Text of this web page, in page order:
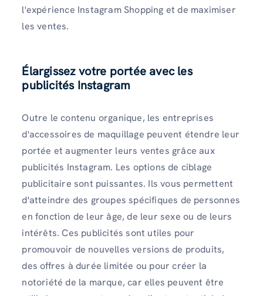
l'expérience Instagram Shopping et de maximiser
les ventes.
Élargissez votre portée avec les
publicités Instagram
Outre le contenu organique, les entreprises
d'accessoires de maquillage peuvent étendre leur
portée et augmenter leurs ventes grâce aux
publicités Instagram. Les options de ciblage
publicitaire sont puissantes. Ils vous permettent
d'atteindre des groupes spécifiques de personnes
en fonction de leur âge, de leur sexe ou de leurs
intérêts. Ces publicités sont utiles pour
promouvoir de nouvelles versions de produits,
des offres à durée limitée ou pour créer la
notoriété de la marque, car elles peuvent être